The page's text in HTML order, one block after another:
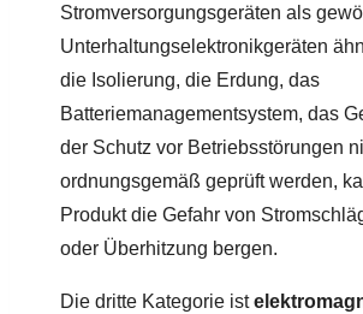
Stromversorgungsgeräten als
Unterhaltungselektronikgeräten
die Isolierung, die Erdung, das
Batteriemanagementsystem, das
der Schutz vor Betriebsstörungen
ordnungsgemäß geprüft werden,
Produkt die Gefahr von
oder Überhitzung bergen.
Die dritte Kategorie ist